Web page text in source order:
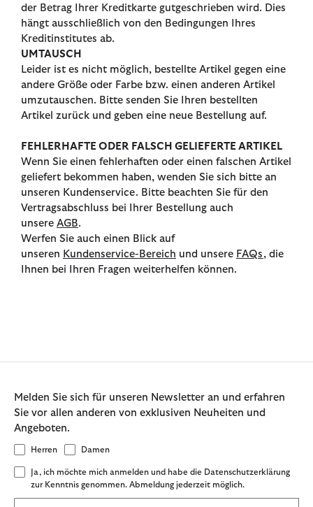
der Betrag Ihrer Kreditkarte gutgeschrieben wird. Dies
hängt ausschließlich von den Bedingungen Ihres
Kreditinstitutes ab.
UMTAUSCH
Leider ist es nicht möglich, bestellte Artikel gegen eine
andere Größe oder Farbe bzw. einen anderen Artikel
umzutauschen. Bitte senden Sie Ihren bestellten
Artikel zurück und geben eine neue Bestellung auf.
FEHLERHAFTE ODER FALSCH GELIEFERTE ARTIKEL
Wenn Sie einen fehlerhaften oder einen falschen Artikel
geliefert bekommen haben, wenden Sie sich bitte an
unseren Kundenservice. Bitte beachten Sie für den
Vertragsabschluss bei Ihrer Bestellung auch
unsere AGB.
Werfen Sie auch einen Blick auf
unseren Kundenservice-Bereich und unsere FAQs , die
Ihnen bei Ihren Fragen weiterhelfen können.
Melden Sie sich für unseren Newsletter an und erfahren
Sie vor allen anderen von exklusiven Neuheiten und
Angeboten.
Herren Damen
Ja, ich möchte mich anmelden und habe die Datenschutzerklärung
zur Kenntnis genommen. Abmeldung jederzeit möglich.